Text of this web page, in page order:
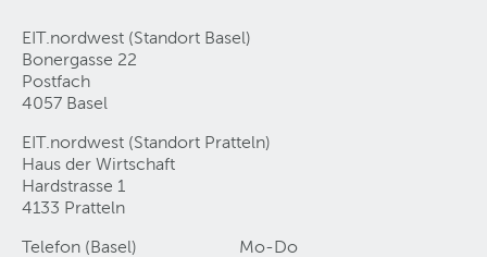
EIT.nordwest (Standort Basel)
Bonergasse 22
Postfach
4057 Basel
EIT.nordwest (Standort Pratteln)
Haus der Wirtschaft
Hardstrasse 1
4133 Pratteln
Telefon (Basel)
Mo-Do